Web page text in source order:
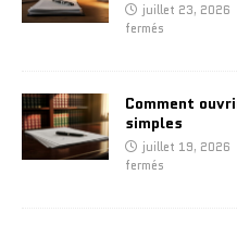
juillet 23, 2026
fermés
Comment
simples
juillet 19, 2026
fermés